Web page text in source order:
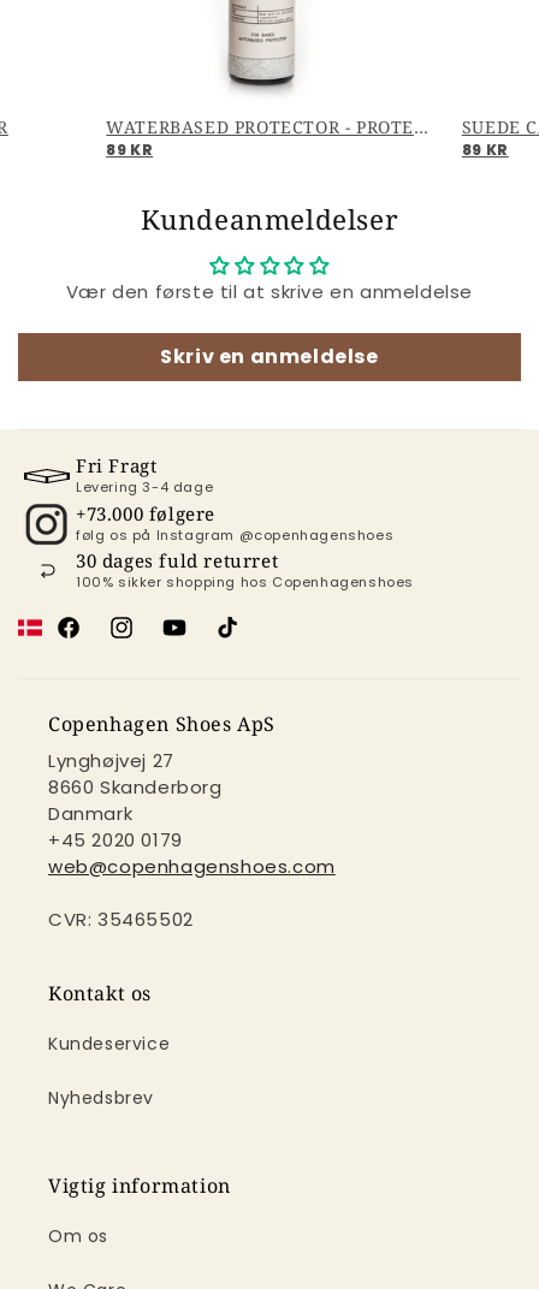
WATERBASED PROTECTOR - PROTECTOR
89 KR
SUEDE
89 KR
Kundeanmeldelser
Vær den første til at skrive en anmeldelse
Skriv en anmeldelse
Fri Fragt
Levering 3-4 dage
+73.000 følgere
følg os på Instagram @copenhagenshoes
30 dages fuld returret
100% sikker shopping hos Copenhagenshoes
FacebookInstagramYouTubeTikTok
Copenhagen Shoes ApS
Lynghøjvej 27
8660 Skanderborg
Danmark
+45 2020 0179
web@copenhagenshoes.com
CVR: 35465502
Kontakt os
Kundeservice
Nyhedsbrev
Vigtig information
Om os